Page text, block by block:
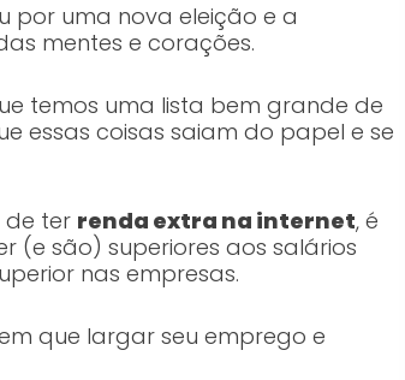
por uma nova eleição e a
mentes e corações.
temos uma lista bem grande de
essas coisas saiam do papel e se
de ter renda extra na internet, é
(e são) superiores aos salários
nas empresas.
que largar seu emprego e